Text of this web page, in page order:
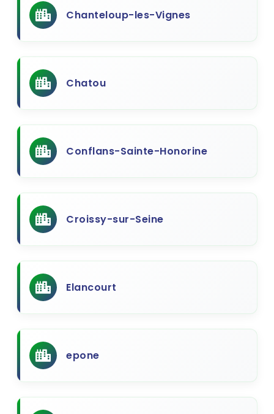
Chanteloup-les-Vignes
Chatou
Conflans-Sainte-Honorine
Croissy-sur-Seine
Elancourt
epone